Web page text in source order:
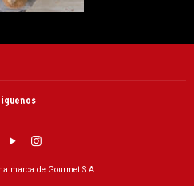
marca de Gourmet S.A.